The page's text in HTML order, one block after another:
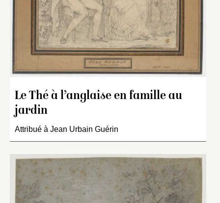
Le Thé à l’anglaise en famille au
jardin
Attribué à Jean Urbain Guérin